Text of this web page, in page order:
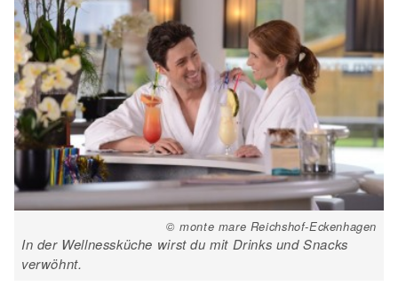
© monte mare Reichshof-Eckenhagen
In der Wellnessküche wirst du mit Drinks und Snacks
verwöhnt.